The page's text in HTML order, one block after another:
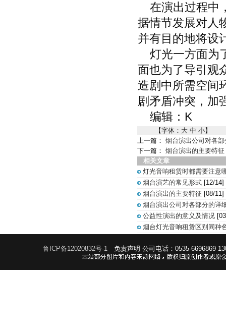
在演出过程中
据情节发展对人
并有目的地将设
灯光一方面为
面也为了导引观
造剧中所需空间
剧矛盾冲突，加
编辑：K
【字体： 大 中 小】
上一篇： 烟台演出公司对各
下一篇： 烟台演出的主要特征
相关文章
灯光音响租赁时都需要注意
烟台演艺的常见形式 [12/14]
烟台演出的主要特征 [08/11]
烟台演出公司对各部分的详
公益性演出的意义及情况
烟台灯光音响租赁区别同种
鲁ICP备12020832号-1 免责声明 公司电话：0535-6696869